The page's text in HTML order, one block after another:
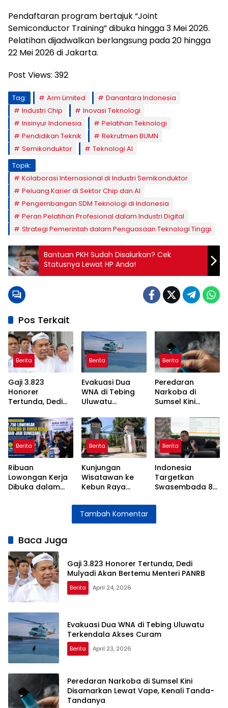
Pendaftaran program bertajuk “Joint
Semiconductor Training” dibuka hingga 3 Mei 2026.
Pelatihan dijadwalkan berlangsung pada 20 hingga
22 Mei 2026 di Jakarta.
Post Views: 392
Tag: Arm Limited
Danantara Indonesia
Industri Chip
Inovasi Teknologi
Insinyur Indonesia
Pelatihan Teknologi
Pendidikan Teknik
Rekrutmen BUMN
Semikonduktor
Teknologi AI
Topik:
Kolaborasi Internasional di Industri Semikonduktor
Peluang Karier di Sektor Chip dan AI
Pengembangan SDM Teknologi di Indonesia
Peran Pelatihan Profesional dalam Industri Digital
Strategi Pemerintah dalam Penguasaan Teknologi Tinggi
Bantuan PKH Sudah Disalurkan? Cek
Statusnya Lewat HP Anda!
Pos Terkait
Berita
Gaji 3.823
Honorer
Tertunda, Dedi
Bertemu Menteri
PANRB
Berita
Evakuasi Dua
WNA di Tebing
Uluwatu
Akses Curam
Berita
Peredaran
Narkoba di
Sumsel Kini
Lewat Vape,
Kenali Tanda-
Tandanya
Berita
Ribuan
Lowongan Kerja
Dibuka dalam
Berita
Kunjungan
Wisatawan ke
Kebun Raya
Meningkat
Setelah
Perubahan
Berita
Indonesia
Targetkan
Swasembada 8
Pangan Strategis
Tambah Komentar
Baca Juga
Gaji 3.823 Honorer Tertunda, Dedi
Mulyadi Akan Bertemu Menteri PANRB
Berita April 24, 2026
Evakuasi Dua WNA di Tebing Uluwatu
Terkendala Akses Curam
Berita April 23, 2026
Peredaran Narkoba di Sumsel Kini
Disamarkan Lewat Vape, Kenali Tanda-
Tandanya